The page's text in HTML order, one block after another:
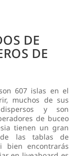
DE
DE
607 islas en el
muchos de sus
y son
de buceo
tienen un gran
las tablas de
bien encontrarás